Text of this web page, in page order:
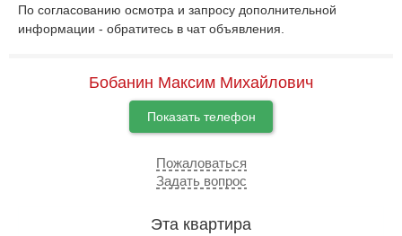
По согласованию осмотра и запросу дополнительной
информации - обратитесь в чат объявления.
Бобанин Максим Михайлович
Показать телефон
Пожаловаться
Задать вопрос
Эта квартира